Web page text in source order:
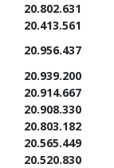
20.802.631
20.413.561
20.956.437
20.939.200
20.914.667
20.908.330
20.803.182
20.565.449
20.520.830